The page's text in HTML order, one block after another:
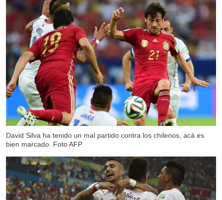
David Silva ha tenido un mal partido contra los chilenos, acá es
bien marcado. Foto AFP